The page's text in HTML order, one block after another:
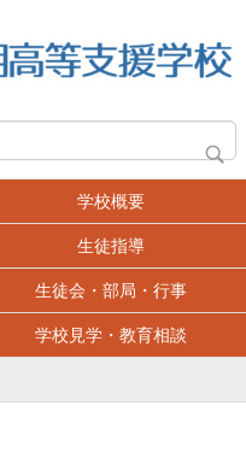
学校概要
生徒指導
生徒会・部局・行事
学校見学・教育相談